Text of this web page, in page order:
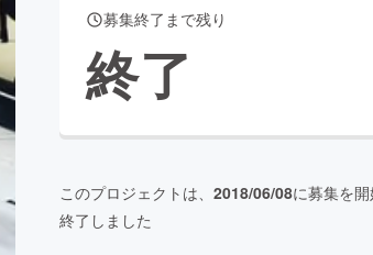
Creation
ュニティ
募集終了まで残り
終了
このプロジェクトは、 2018/06/08に募集を開
終了しました